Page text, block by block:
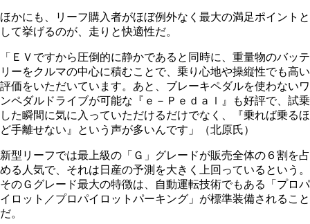
ほかにも、リーフ購入者がほぼ例外なく最大の満足ポイントと
して挙げるのが、走りと快適性だ。
「ＥＶですから圧倒的に静かであると同時に、重量物のバッテ
リーをクルマの中心に積むことで、乗り心地や操縦性でも高い
評価をいただいています。あと、ブレーキペダルを使わないワ
ンペダルドライブが可能な『ｅ－Ｐｅｄａｌ』も好評で、試乗
した瞬間に気に入っていただけるだけでなく、『乗れば乗るほ
ど手離せない』という声が多いんです」（北原氏）
新型リーフでは最上級の「Ｇ」グレードが販売全体の６割を占
める人気で、それは日産の予測を大きく上回っているという。
そのＧグレード最大の特徴は、自動運転技術でもある「プロパ
イロット／プロパイロットパーキング」が標準装備されること
だ。